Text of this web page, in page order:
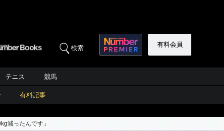
検索 有料会員
テニス 競馬
有料記事
減ったんです」